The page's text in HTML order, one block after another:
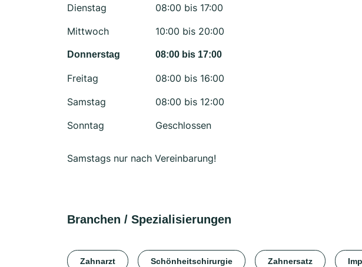
Dienstag
08:00 bis 17:00
Mittwoch
10:00 bis 20:00
Donnerstag 08:00 bis 17:00
Freitag
08:00 bis 16:00
Samstag
08:00 bis 12:00
Sonntag
Geschlossen
Samstags nur nach Vereinbarung!
Branchen / Spezialisierungen
Zahnarzt Schönheitschirurgie Zahnersatz